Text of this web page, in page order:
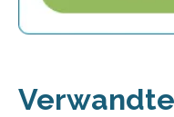
Verwandte